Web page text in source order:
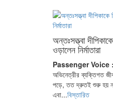
অন্তঃসত্ত্বা
ওড়ালেন নির্মাতারা
Passenger Voice :
অভিনেত্রীর ব্যক্তিগত
পড়ে, তত দ্রুতই শুরু হয়
এবা...বিস্তারিত